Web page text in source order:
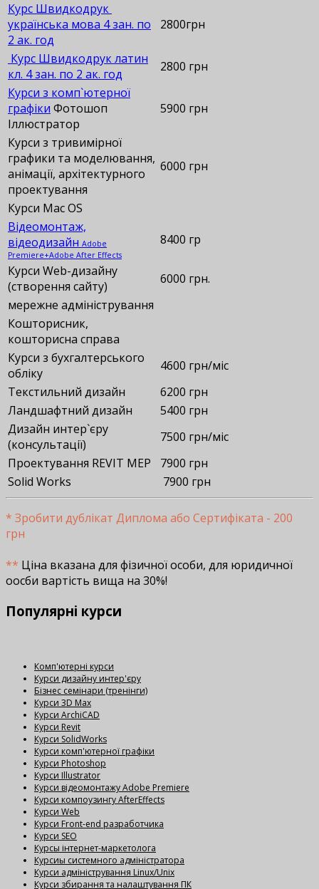
Курс Швидкодрук
українська мова 4 зан. по
2 ак. год
2800грн
Курс Швидкодрук латин
кл. 4 зан. по 2 ак. год
2800 грн
Курси з комп`ютерної
графіки Фотошоп
Іллюстратор
5900 грн
Курси з тривимірної
графики та моделювання,
анімації, архітектурного
проектування
6000 грн
Курси Mac OS
Відеомонтаж,
відеодизайн Adobe
Premiere+Adobe After Effects
8400 гр
Курси Web-дизайну
(створення сайту)
6000 грн.
мережне адміністрування
Кошторисник,
кошторисна справа
Курси з бухгалтерського
обліку
4600 грн/міс
Текстильний дизайн
6200 грн
Ландшафтний дизайн
5400 грн
Дизайн интер`єру
(консультації)
7500 грн/міс
Проектування REVIT MEP
7900 грн
Solid Works
7900 грн
* Зробити дублікат Диплома або Сертифіката - 200
грн
** Ціна вказана для фізичної особи, для юридичної
оосби вартість вища на 30%!
Популярні курси
Комп'ютерні курси
Курси дизайну интер'єру
Бізнес семінари (тренінги)
Курси 3D Max
Курси ArchiCAD
Курси Revit
Курси SolidWorks
Курси комп'ютерної графіки
Курси Photoshop
Курси Illustrator
Курси відеомонтажу Adobe Premiere
Курси компоузингу AfterEffects
Курси Web
Курси Front-end разработчика
Курси SEO
Курсы інтернет-маркетолога
Курсиы системного адміністратора
Курси адміністрування Linux/Unix
Курси збирання та налаштування ПК